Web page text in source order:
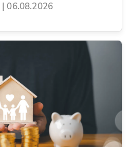
| 06.08.2026